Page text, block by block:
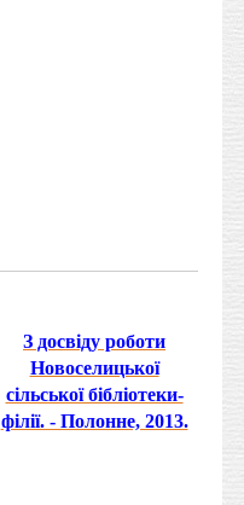
З досвіду роботи
Новоселицької
сільської бібліотеки-
філії. - Полонне, 2013.